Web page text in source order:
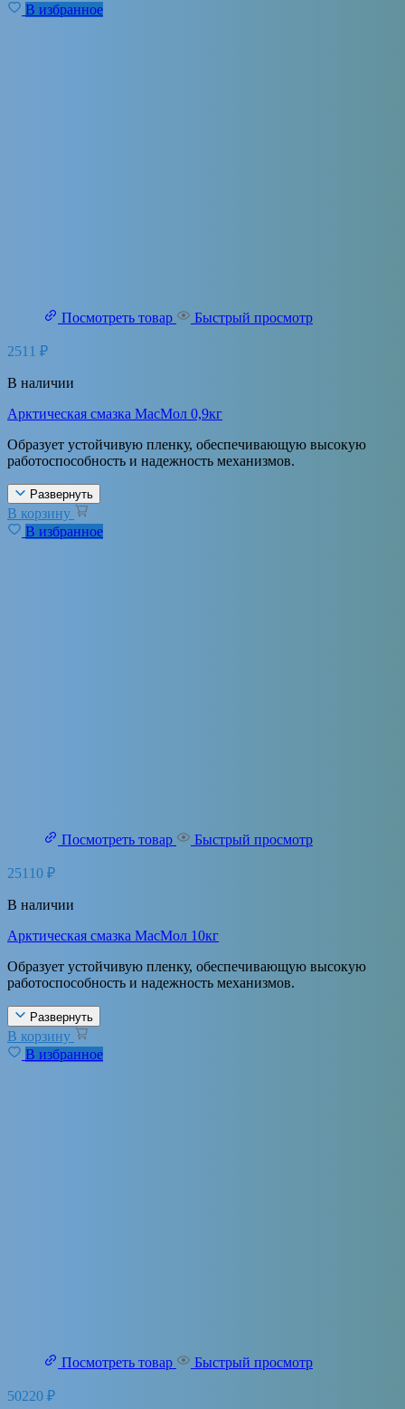
В избранное
Посмотреть товар Быстрый просмотр
2511 ₽
В наличии
Арктическая смазка МасМол 0,9кг
Образует устойчивую пленку, обеспечивающую высокую
работоспособность и надежность механизмов.
Развернуть
В корзину
В избранное
Посмотреть товар Быстрый просмотр
25110 ₽
В наличии
Арктическая смазка МасМол 10кг
Образует устойчивую пленку, обеспечивающую высокую
работоспособность и надежность механизмов.
Развернуть
В корзину
В избранное
Посмотреть товар Быстрый просмотр
50220 ₽